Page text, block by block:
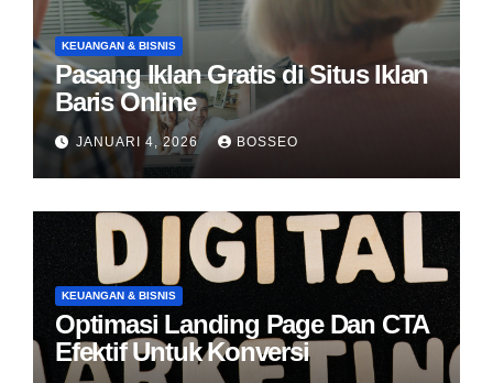
KEUANGAN & BISNIS
Pasang Iklan Gratis di Situs Iklan
Baris Online
JANUARI 4, 2026 BOSSEO
KEUANGAN & BISNIS
Optimasi Landing Page Dan CTA
Efektif Untuk Konversi